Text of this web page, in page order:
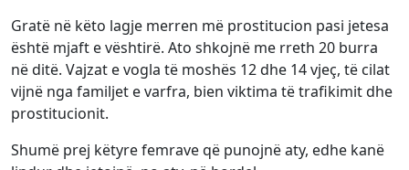
Gratë në këto lagje merren më prostitucion pasi jetesa
është mjaft e vështirë. Ato shkojnë me rreth 20 burra
në ditë. Vajzat e vogla të moshës 12 dhe 14 vjeç, të cilat
vijnë nga familjet e varfra, bien viktima të trafikimit dhe
prostitucionit.
Shumë prej këtyre femrave që punojnë aty, edhe kanë